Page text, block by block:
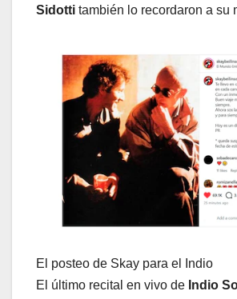
Sidotti también lo recordaron a su
El posteo de Skay para el Indio
El último recital en vivo de Indio